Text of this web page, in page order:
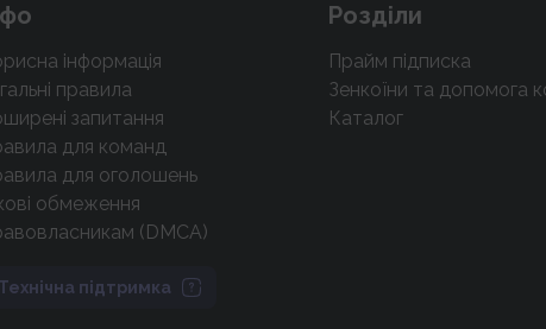
інформація
правила
запитання
для команд
для оголошень
обмеження
(DMCA)
підтримка
Розділи
Прайм підписка
Зенкоїни та допомога
Каталог